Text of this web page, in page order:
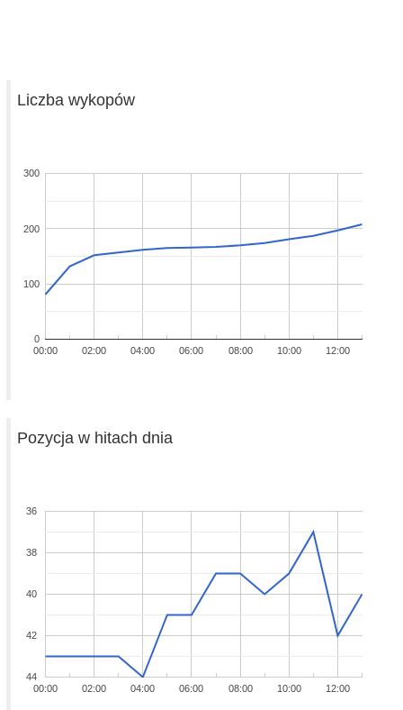
Liczba wykopów
00:00 02:00 04:00 06:00 08:00 10:00 12:00
0
100
200
300
Pozycja w hitach dnia
00:00 02:00 04:00 06:00 08:00 10:00 12:00
36
38
40
42
44